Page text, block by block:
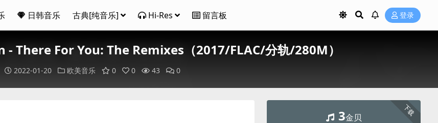
日韩音乐 古典[纯音乐] Hi-Res 留言板 登录
There For You: The Remixes（2017/FLAC/分轨/280M）
2022-01-20 欧美音乐 0 0 43 0
下载
3金贝